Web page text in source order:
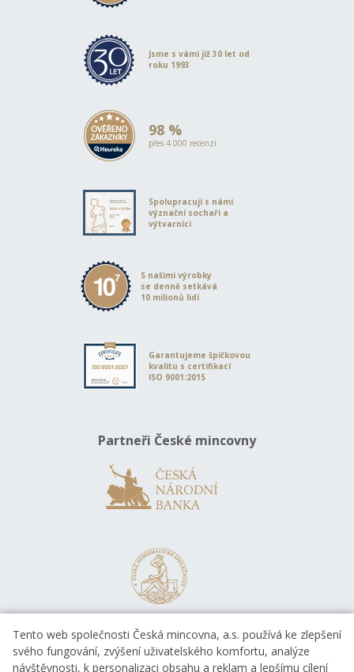
Jsme s vámi již 30 let od
roku 1993
98 %
přes 4 000 recenzí
Spolupracují s námi
význační sochaři a
výtvarníci
S našimi výrobky
se denně setkává
10 milionů lidí
Garantujeme špičkovou
kvalitu s certifikací
ISO 9001:2015
Partneři České mincovny
Tento web společnosti Česká mincovna, a.s. používá ke zlepšení
svého fungování, zvýšení uživatelského komfortu, analýze
návštěvnosti, k personalizaci obsahu a reklam a lepšímu cílení